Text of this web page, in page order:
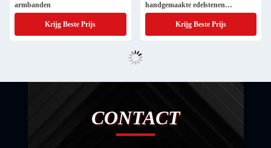
armbanden
Krijg Beste Prijs
handgemaakte edelstenen
armbanden
Krijg Beste Prijs
CONTACT